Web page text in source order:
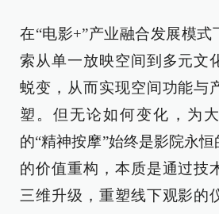
在“电影+”产业融合发展模式
索从单一放映空间到多元文
蜕变，从而实现空间功能与
塑。但无论如何变化，为
的“精神按摩”始终是影院永
的价值重构，本质是通过技
三维升级，重塑线下观影的